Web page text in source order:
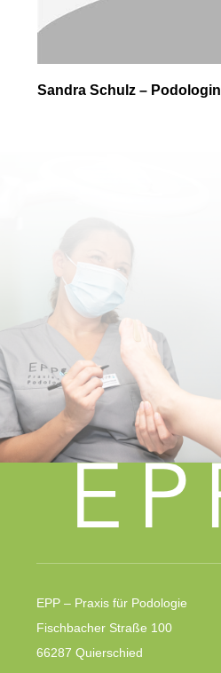
Sandra Schulz – Podologin
EPP – Praxis für Podologie
Fischbacher Straße 100
66287 Quierschied